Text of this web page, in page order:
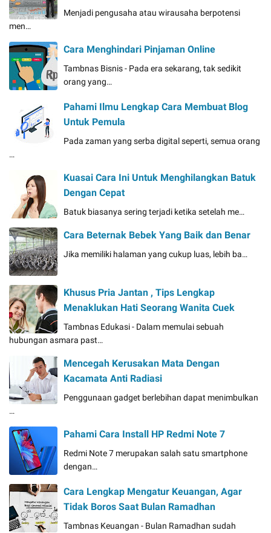
Menjadi pengusaha atau wirausaha berpotensi
men…
Cara Menghindari Pinjaman Online
Tambnas Bisnis - Pada era sekarang, tak sedikit
orang yang…
Pahami Ilmu Lengkap Cara Membuat Blog
Untuk Pemula
Pada zaman yang serba digital seperti, semua orang
…
Kuasai Cara Ini Untuk Menghilangkan Batuk
Dengan Cepat
Batuk biasanya sering terjadi ketika setelah me…
Cara Beternak Bebek Yang Baik dan Benar
Jika memiliki halaman yang cukup luas, lebih ba…
Khusus Pria Jantan , Tips Lengkap
Menaklukan Hati Seorang Wanita Cuek
Tambnas Edukasi - Dalam memulai sebuah
hubungan asmara past…
Mencegah Kerusakan Mata Dengan
Kacamata Anti Radiasi
Penggunaan gadget berlebihan dapat menimbulkan
…
Pahami Cara Install HP Redmi Note 7
Redmi Note 7 merupakan salah satu smartphone
dengan…
Cara Lengkap Mengatur Keuangan, Agar
Tidak Boros Saat Bulan Ramadhan
Tambnas Keuangan - Bulan Ramadhan sudah